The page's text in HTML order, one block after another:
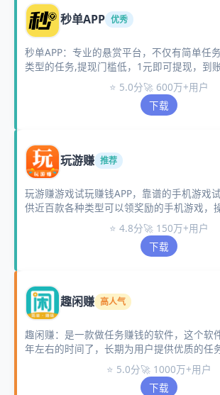
秒单APP 优秀
秒单APP：专业的悬赏平台，不仅有简单任
类型的任务,提现门槛低，1元即可提现，到
⭐ 5.0分🚀 600万+用户
下载
玩游赚 推荐
玩游赚游戏试玩赚钱APP，靠谱的手机游戏
供近百款各种类型可以领奖励的手机游戏，
成的快，包括角色扮演等等玩法的游戏。
⭐ 4.8分🚀 150万+用户
下载
趣闲赚 高人气
趣闲赚：是一款做任务赚钱的软件，这个软
年左右的时间了，长期为用户提供优质的任
⭐ 5.0分🚀 1000万+用户
下载